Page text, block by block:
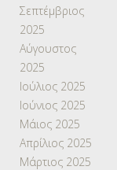
Σεπτέμβριος
2025
Αύγουστος
2025
Ιούλιος 2025
Ιούνιος 2025
Μάιος 2025
Απρίλιος 2025
Μάρτιος 2025